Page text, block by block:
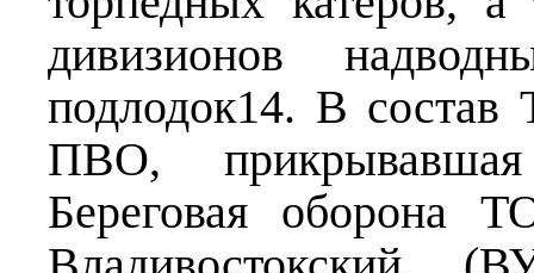
дивизионов
подлодок14. В
ПВО,
Береговая оборона